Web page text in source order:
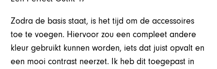
Zodra de basis staat, is het tijd om de accessoires
toe te voegen. Hiervoor zou een compleet andere
kleur gebruikt kunnen worden, iets dat juist opvalt en
een mooi contrast neerzet. Ik heb dit toegepast in